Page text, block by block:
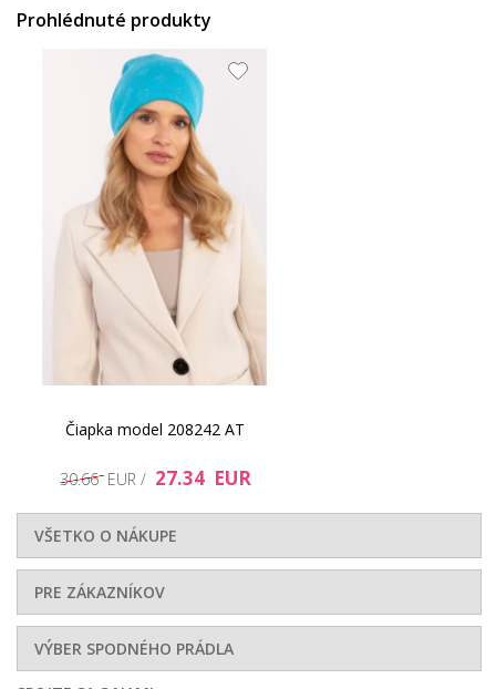
Prohlédnuté produkty
Čiapka model 208242 AT
30.66 EUR / 27.34 EUR
VŠETKO O NÁKUPE
PRE ZÁKAZNÍKOV
VÝBER SPODNÉHO PRÁDLA